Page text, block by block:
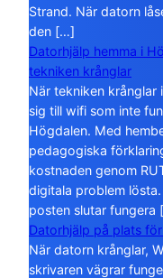
Strand. När datorn
den […]
Datorhjälp hemma i
tekniken krånglar
När tekniken krånglar
sig till wifi som inte
Högdalen. Med
pedagogiska
kostnaden genom
digitala problem
posten slutar fungera
Datorhjälp på plats
När datorn krånglar,
skrivaren vägrar